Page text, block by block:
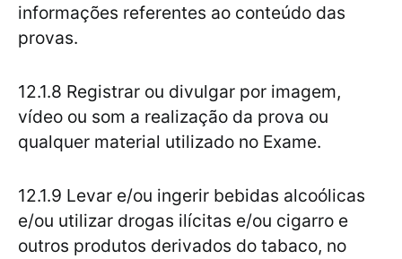
informações referentes ao conteúdo das
provas.
12.1.8 Registrar ou divulgar por imagem,
vídeo ou som a realização da prova ou
qualquer material utilizado no Exame.
12.1.9 Levar e/ou ingerir bebidas alcoólicas
e/ou utilizar drogas ilícitas e/ou cigarro e
outros produtos derivados do tabaco, no